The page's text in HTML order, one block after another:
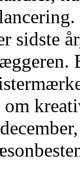
sidste